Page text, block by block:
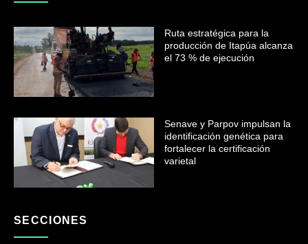
Ruta estratégica para la
producción de Itapúa alcanza
el 73 % de ejecución
Senave y Parpov impulsan la
identificación genética para
fortalecer la certificación
varietal
SECCIONES